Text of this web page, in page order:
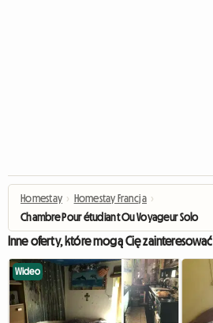
Homestay › Homestay Francja ›
Chambre Pour étudiant Ou Voyageur Solo
Inne oferty, które mogą Cię zainteresować
Wideo